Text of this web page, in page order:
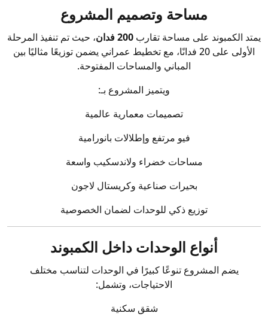
مساحة وتصميم المشروع
يمتد الكمبوند على مساحة تقارب 200 فدان
، حيث تم تنفيذ المرحلة
الأولى على 20 فدانًا، مع تخطيط عمراني يضمن توزيعًا مثاليًا بين
المباني والمساحات المفتوحة.
ويتميز المشروع بـ:
تصميمات معمارية عالمية
فيو مرتفع وإطلالات بانورامية
مساحات خضراء ولاندسكيب واسعة
بحيرات صناعية وكريستال لاجون
توزيع ذكي للوحدات لضمان الخصوصية
أنواع الوحدات داخل الكمبوند
يضم المشروع تنوعًا كبيرًا في الوحدات لتناسب مختلف
الاحتياجات، وتشمل:
شقق سكنية